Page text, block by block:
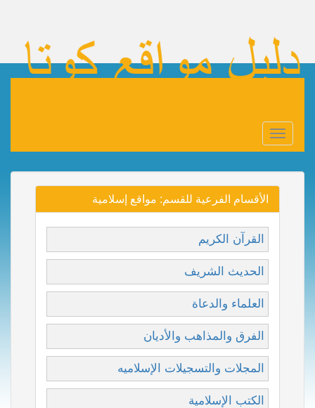
Toggle
navigation
الأقسام الفرعية للقسم: مواقع إسلامية
القرآن الكريم
الحديث الشريف
العلماء والدعاة
الفرق والمذاهب والأديان
المجلات والتسجيلات الإسلاميه
الكتب الإسلامية